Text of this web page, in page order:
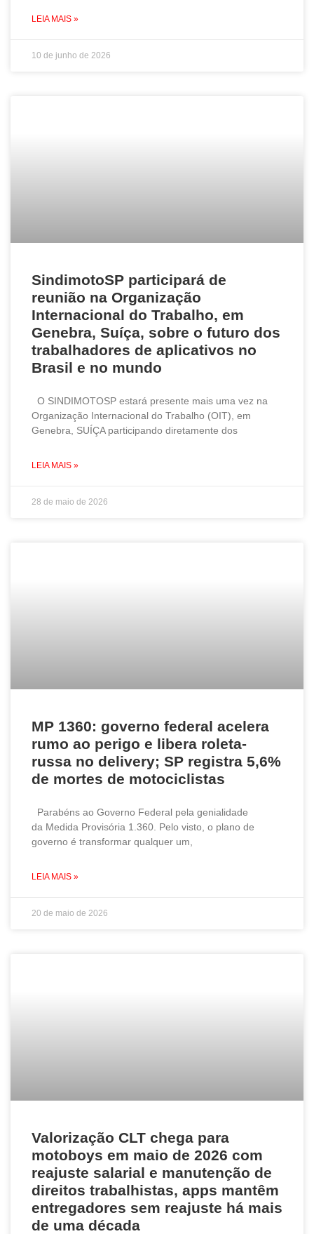
LEIA MAIS »
10 de junho de 2026
SindimotoSP participará de
reunião na Organização
Internacional do Trabalho, em
Genebra, Suíça, sobre o futuro dos
trabalhadores de aplicativos no
Brasil e no mundo
O SINDIMOTOSP estará presente mais uma vez na
Organização Internacional do Trabalho (OIT), em
Genebra, SUÍÇA participando diretamente dos
LEIA MAIS »
28 de maio de 2026
MP 1360: governo federal acelera
rumo ao perigo e libera roleta-
russa no delivery; SP registra 5,6%
de mortes de motociclistas
Parabéns ao Governo Federal pela genialidade
da Medida Provisória 1.360. Pelo visto, o plano de
governo é transformar qualquer um,
LEIA MAIS »
20 de maio de 2026
Valorização CLT chega para
motoboys em maio de 2026 com
reajuste salarial e manutenção de
direitos trabalhistas, apps mantêm
entregadores sem reajuste há mais
de uma década